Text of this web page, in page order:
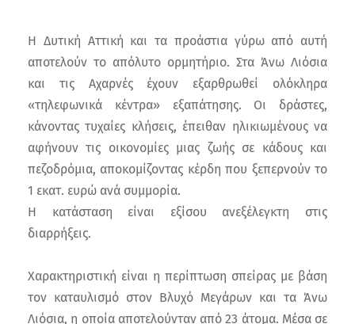
Η Δυτική Αττική και τα προάστια γύρω από αυτή
αποτελούν το απόλυτο ορμητήριο. Στα Άνω Λιόσια
και τις Αχαρνές έχουν εξαρθρωθεί ολόκληρα
«τηλεφωνικά κέντρα» εξαπάτησης. Οι δράστες,
κάνοντας τυχαίες κλήσεις, έπειθαν ηλικιωμένους να
αφήνουν τις οικονομίες μιας ζωής σε κάδους και
πεζοδρόμια, αποκομίζοντας κέρδη που ξεπερνούν το
1 εκατ. ευρώ ανά συμμορία.
Η κατάσταση είναι εξίσου ανεξέλεγκτη στις
διαρρήξεις.
Χαρακτηριστική είναι η περίπτωση σπείρας με βάση
τον καταυλισμό στον Βλυχό Μεγάρων και τα Άνω
Λιόσια, η οποία αποτελούνταν από 23 άτομα. Μέσα σε